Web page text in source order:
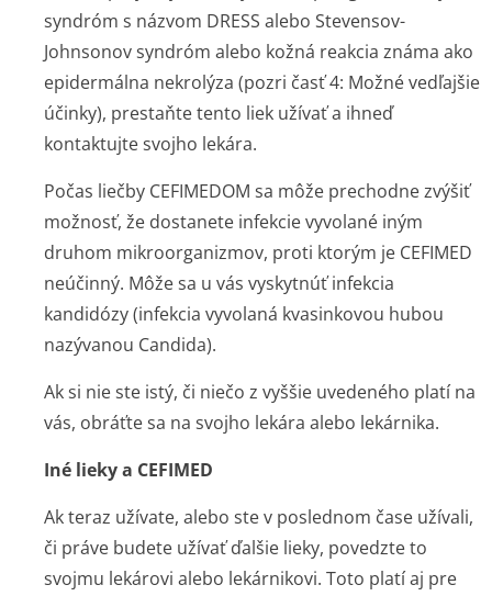
syndróm s názvom DRESS alebo Stevensov-
Johnsonov syndróm alebo kožná reakcia známa ako
epidermálna nekrolýza (pozri časť 4: Možné vedľajšie
účinky), prestaňte tento liek užívať a ihneď
kontaktujte svojho lekára.
Počas liečby CEFIMEDOM sa môže prechodne zvýšiť
možnosť, že dostanete infekcie vyvolané iným
druhom mikroorganizmov, proti ktorým je CEFIMED
neúčinný. Môže sa u vás vyskytnúť infekcia
kandidózy (infekcia vyvolaná kvasinkovou hubou
nazývanou Candida).
Ak si nie ste istý, či niečo z vyššie uvedeného platí na
vás, obráťte sa na svojho lekára alebo lekárnika.
Iné lieky a CEFIMED
Ak teraz užívate, alebo ste v poslednom čase užívali,
či práve budete užívať ďalšie lieky, povedzte to
svojmu lekárovi alebo lekárnikovi. Toto platí aj pre